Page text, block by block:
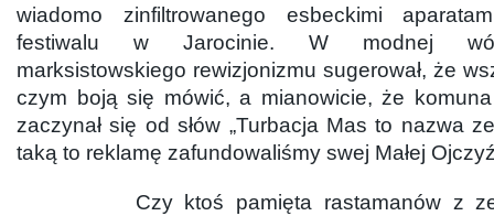
wiadomo zinfiltrowanego esbeckimi
festiwalu w Jarocinie. W modnej
marksistowskiego rewizjonizmu sugerował, że
czym boją się mówić, a mianowicie, że komuna
zaczynał się od słów „Turbacja Mas to nazwa
taką to reklamę zafundowaliśmy swej Małej
Czy ktoś pamięta rastamanów z